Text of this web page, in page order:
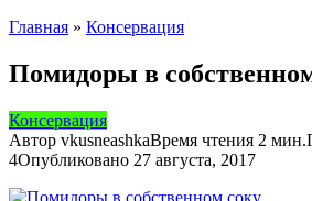
Главная » Консервация
Помидоры в
Консервация
Автор vkusneashkaВремя чтения 2 мин.
4Опубликовано 27 августа, 2017